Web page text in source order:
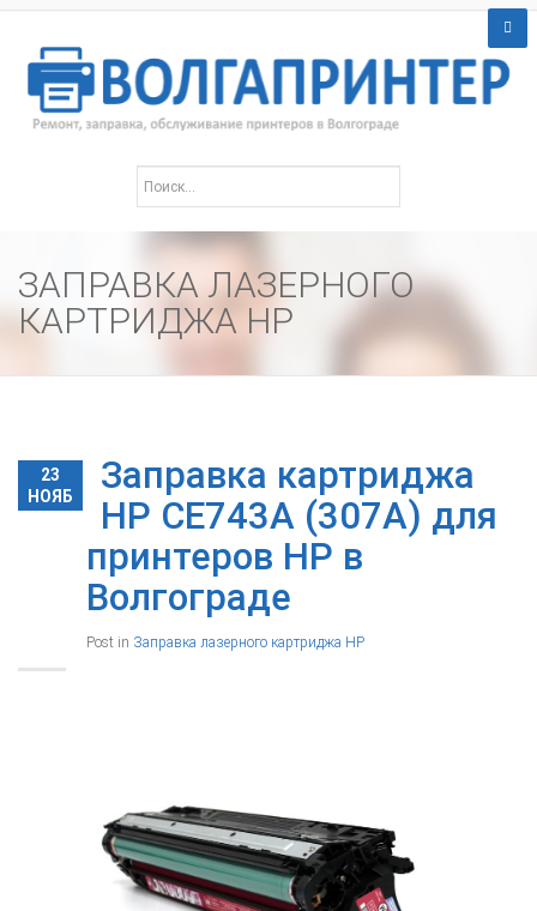
ЗАПРАВКА ЛАЗЕРНОГО
КАРТРИДЖА HP
23
НОЯБ
Заправка картриджа
HP CE743A (307A) для
принтеров HP в
Волгограде
Post in Заправка лазерного картриджа HP